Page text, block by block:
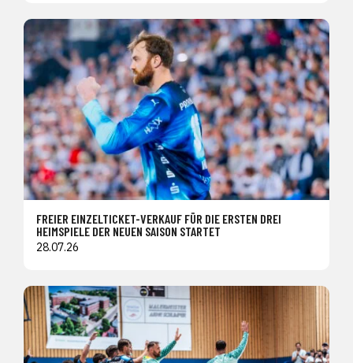
FREIER EINZELTICKET-VERKAUF FÜR DIE ERSTEN DREI
HEIMSPIELE DER NEUEN SAISON STARTET
28.07.26